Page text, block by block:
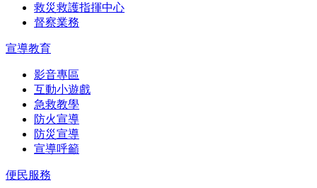
救災救護指揮中心
督察業務
宣導教育
影音專區
互動小遊戲
急救教學
防火宣導
防災宣導
宣導呼籲
便民服務